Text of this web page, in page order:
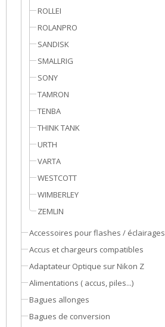
ROLLEI
ROLANPRO
SANDISK
SMALLRIG
SONY
TAMRON
TENBA
THINK TANK
URTH
VARTA
WESTCOTT
WIMBERLEY
ZEMLIN
Accessoires pour flashes / éclairages
Accus et chargeurs compatibles
Adaptateur Optique sur Nikon Z
Alimentations ( accus, piles...)
Bagues allonges
Bagues de conversion